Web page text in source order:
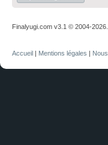
Finalyugi.com v3.1 © 2004-
Accueil | Mentions légales |